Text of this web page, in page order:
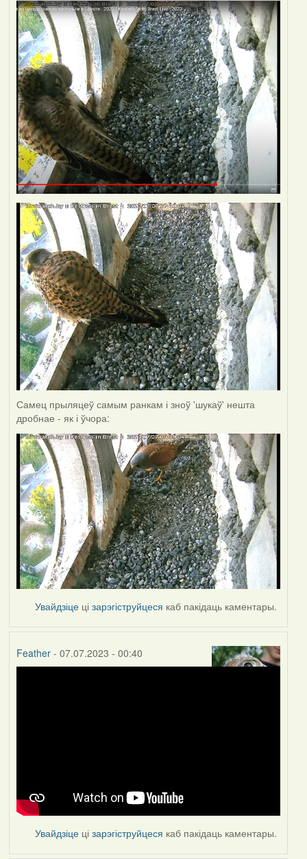
Самец прыляцеў самым ранкам і зноў 'шукаў' нешта
дробнае - як і ўчора:
Увайдзіце цізарэгіструйцеся каб пакідаць каментары.
Feather- 07.07.2023 - 00:40
Увайдзіце цізарэгіструйцеся каб пакідаць каментары.